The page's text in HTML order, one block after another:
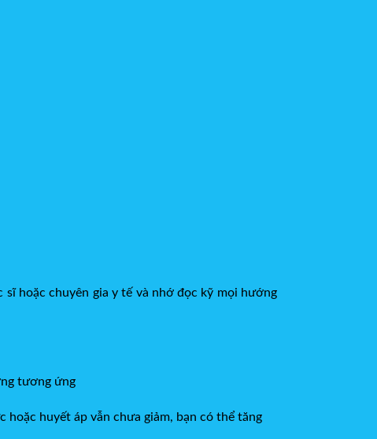
hoặc chuyên gia y tế và nhớ đọc kỹ mọi hướng
tương ứng
hoặc huyết áp vẫn chưa giảm, bạn có thể tăng